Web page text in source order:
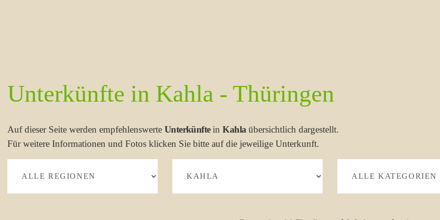
Unterkünfte in Kahla - Thüringen
Auf dieser Seite werden empfehlenswerte UnterkünfteinKahla übersichtlich dargestellt.
Für weitere Informationen und Fotos klicken Sie bitte auf die jeweilige Unterkunft.